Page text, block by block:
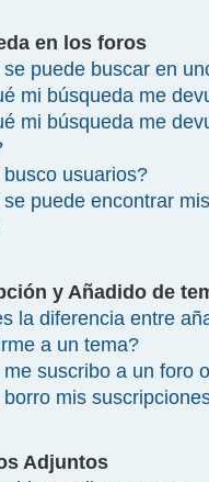
en los foros
puede buscar en
mi búsqueda me
mi búsqueda me
usuarios?
puede encontrar
y Añadido de
la diferencia entre
a un tema?
suscribo a un foro
mis
Adjuntos